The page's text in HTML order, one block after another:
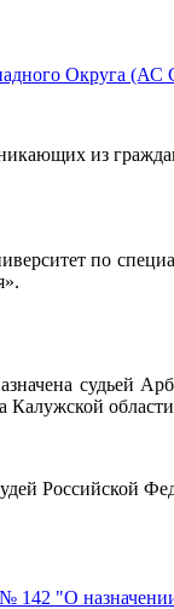
Округа (АС
из
по
судьей
Калужской
Российской
142 "О